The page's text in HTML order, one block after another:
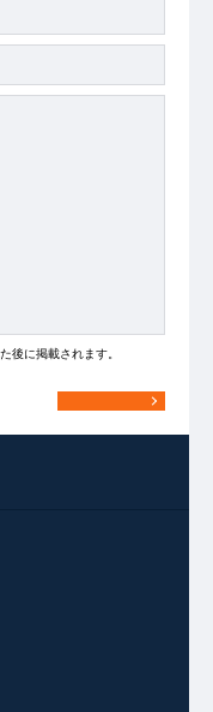
後に掲載されます。